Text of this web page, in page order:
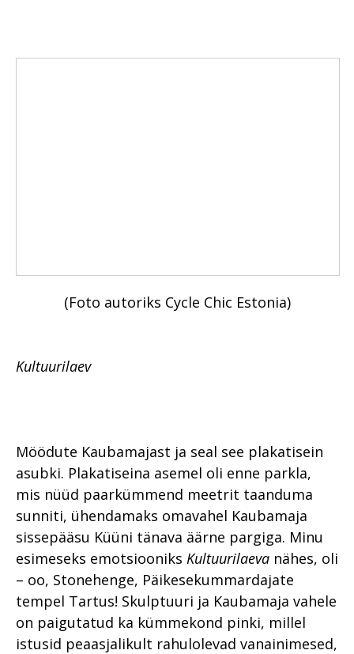
(Foto autoriks Cycle Chic Estonia)
Kultuurilaev
Möödute Kaubamajast ja seal see plakatisein
asubki. Plakatiseina asemel oli enne parkla,
mis nüüd paarkümmend meetrit taanduma
sunniti, ühendamaks omavahel Kaubamaja
sissepääsu Küüni tänava äärne pargiga. Minu
esimeseks emotsiooniks Kultuurilaeva nähes, oli
– oo, Stonehenge, Päikesekummardajate
tempel Tartus! Skulptuuri ja Kaubamaja vahele
on paigutatud ka kümmekond pinki, millel
istusid peaasjalikult rahulolevad vanainimesed,